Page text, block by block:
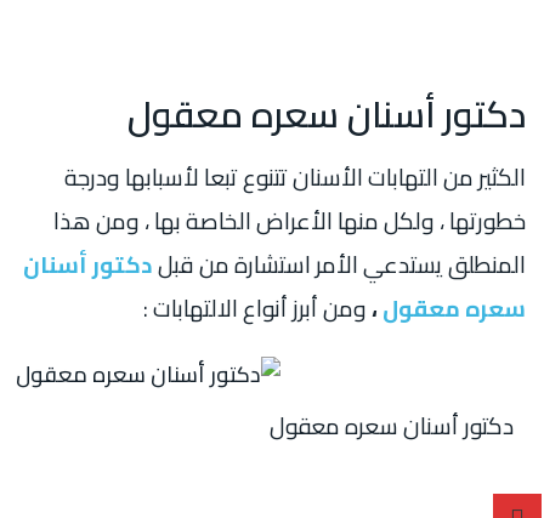
دكتور أسنان سعره معقول
الكثير من التهابات الأسنان تتنوع تبعا لأسبابها ودرجة
خطورتها ، ولكل منها الأعراض الخاصة بها ، ومن هذا
المنطلق يستدعي الأمر استشارة من قبلدكتور أسنان
سعره معقول،ومن أبرز أنواع الالتهابات :
دكتور أسنان سعره معقول